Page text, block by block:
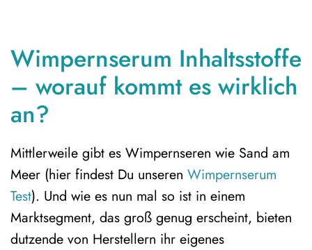
Wimpernserum Inhaltsstoffe
– worauf kommt es wirklich
an?
Mittlerweile gibt es Wimpernseren wie Sand am
Meer (hier findest Du unseren Wimpernserum
Test). Und wie es nun mal so ist in einem
Marktsegment, das groß genug erscheint, bieten
dutzende von Herstellern ihr eigenes